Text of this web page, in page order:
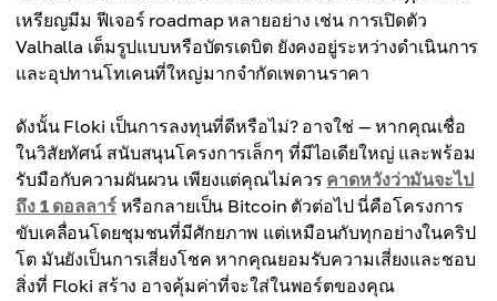
ชุมชนที่กระตือรือร้น:
สมาชิกมากกว่า 500,000 คนขับเคลื่อนการตลาดแบบอ
อร์แกนิก, การบุกกระหน่ำบนโซเชียลมีเดีย และการตัดสิน
การสนับสนุนมูลค่าแบบเงินฝืด:
การเผาอย่างต่อเนื่องจะลดอุปทานลงเมื่อเวลาผ่านไป
ความขาดแคลนนี้สามารถสนับสนุนการเติบโตของราคา
และให้รางวัลแก่ผู้ถือระยะยาวได้ หากอุปสงค์ยังคง
แข็งแกร่ง
FLOKI ยังคงอ่อนไหวอย่างมากต่อเทรนด์บนโซเชียลมีเดีย
และการแกว่งตัวของความเชื่อมั่นตลาด เนื่องจาก
รากฐานของมันในฐานะ meme coin
ศักยภาพมากแต่ผลลัพธ์น้อย:
แม้ว่าระบบนิเวศ Floki จะประกอบด้วยโปรเจกต์ที่ใช้งาน
อยู่จำนวนมาก และโปรเจกต์ที่วางแผนไว้อีกมากยิ่งกว่า
แต่โปรเจกต์เหล่านั้นก็ไม่ได้แสดงผลลัพธ์ที่น่าประทับใจ
จริง ๆ และยังไม่พบกลุ่มเป้าหมายที่เหมาะสม
เหรียญมีม ฟีเจอร์ roadmap หลายอย่าง เช่น การเปิดตัว
Valhalla เต็มรูปแบบหรือบัตรเดบิต ยังคงอยู่ระหว่างดำเนินการ
และอุปทานโทเคนที่ใหญ่มากจำกัดเพดานราคา
ดังนั้น Floki เป็นการลงทุนที่ดีหรือไม่? อาจใช่ — หากคุณเชื่อ
ในวิสัยทัศน์ สนับสนุนโครงการเล็กๆ ที่มีไอเดียใหญ่ และพร้อม
รับมือกับความผันผวน เพียงแต่คุณไม่ควร คาดหวังว่ามันจะไป
ถึง 1 ดอลลาร์หรือกลายเป็น Bitcoin ตัวต่อไป นี่คือโครงการ
ขับเคลื่อนโดยชุมชนที่มีศักยภาพ แต่เหมือนกับทุกอย่างในคริป
โต มันยังเป็นการเสี่ยงโชค หากคุณยอมรับความเสี่ยงและชอบ
สิ่งที่ Floki สร้าง อาจคุ้มค่าที่จะใส่ในพอร์ตของคุณ